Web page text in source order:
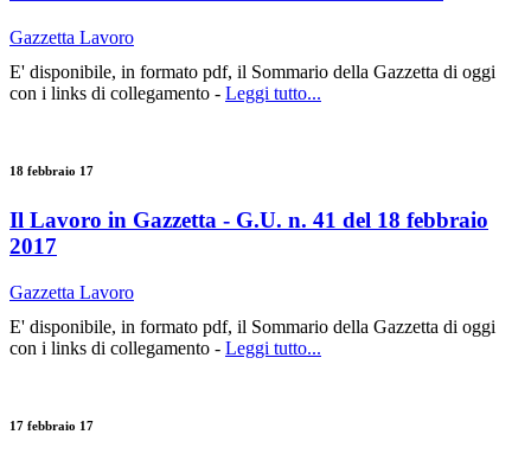
Gazzetta Lavoro
E' disponibile, in formato pdf, il Sommario della Gazzetta di oggi
con i links di collegamento - Leggi tutto...
18 febbraio 17
Il Lavoro in Gazzetta - G.U. n. 41 del 18 febbraio
2017
Gazzetta Lavoro
E' disponibile, in formato pdf, il Sommario della Gazzetta di oggi
con i links di collegamento - Leggi tutto...
17 febbraio 17